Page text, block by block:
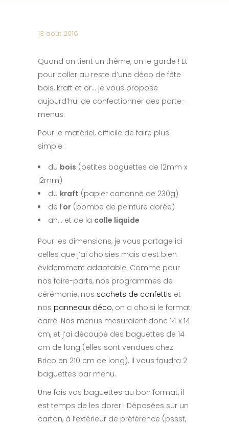
13 août 2016
Quand on tient un thème, on le garde ! Et
pour coller au reste d’une déco de fête
bois, kraft et or… je vous propose
aujourd’hui de confectionner des porte-
menus.
Pour le matériel, difficile de faire plus
simple :
du bois (petites baguettes de 12mm x
12mm)
du kraft (papier cartonné de 230g)
de l’or (bombe de peinture dorée)
ah… et de la colle liquide
Pour les dimensions, je vous partage ici
celles que j’ai choisies mais c’est bien
évidemment adaptable. Comme pour
nos faire-parts, nos programmes de
cérémonie, nos sachets de confettis et
nos panneaux déco, on a choisi le format
carré. Nos menus mesuraient donc 14 x 14
cm, et j’ai découpé des baguettes de 14
cm de long (elles sont vendues chez
Brico en 210 cm de long). Il vous faudra 2
baguettes par menu.
Une fois vos baguettes au bon format, il
est temps de les dorer ! Déposées sur un
carton, à l’extérieur de préférence (pssst,